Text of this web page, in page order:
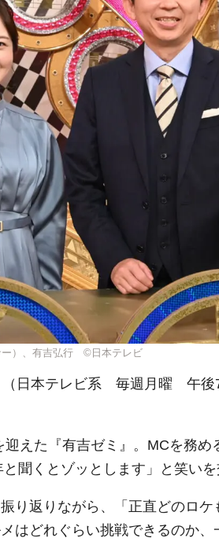
ー）、有吉弘行 ©日本テレビ
（日本テレビ系 毎週月曜 午後
えた『有吉ゼミ』。MCを務め
聞くとゾッとします」と笑いを
り返りながら、「正直どのロケ
はどれぐらい挑戦できるのか